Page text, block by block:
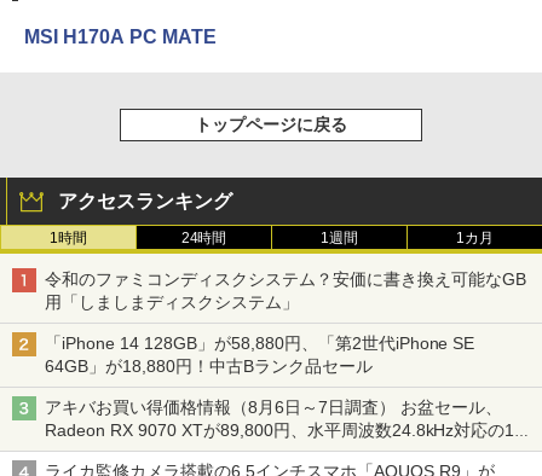
MSI H170A PC MATE
トップページに戻る
アクセスランキング
1時間 24時間 1週間 1カ月
令和のファミコンディスクシステム？安価に書き換え可能なGB
用「しましまディスクシステム」
「iPhone 14 128GB」が58,880円、「第2世代iPhone SE
64GB」が18,880円！中古Bランク品セール
アキバお買い得価格情報（8月6日～7日調査） お盆セール、
Radeon RX 9070 XTが89,800円、水平周波数24.8kHz対応の17
型モニターが9,801円、暑さ指数連動セール ほか
ライカ監修カメラ搭載の6.5インチスマホ「AQUOS R9」が